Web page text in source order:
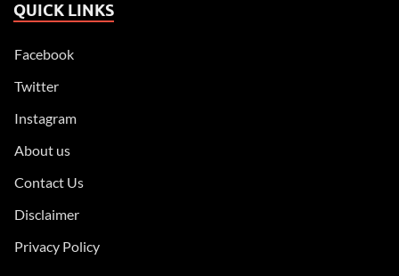
QUICK LINKS
Facebook
Twitter
Instagram
About us
Contact Us
Disclaimer
Privacy Policy